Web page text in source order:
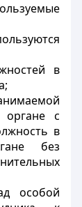
в
органе с
в
без
особой